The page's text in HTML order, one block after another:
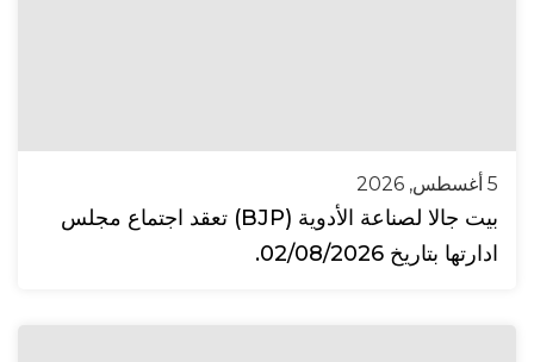
5 أغسطس, 2026
بيت جالا لصناعة الأدوية (BJP) تعقد اجتماع مجلس
ادارتها بتاريخ 02/08/2026.